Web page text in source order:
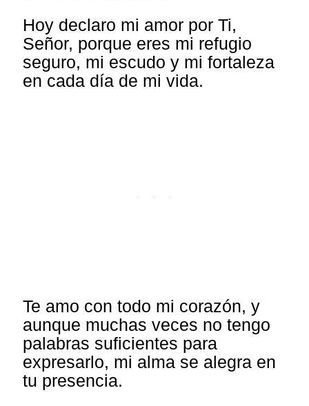
Hoy declaro mi amor por Ti,
Señor, porque eres mi refugio
seguro, mi escudo y mi fortaleza
en cada día de mi vida.
Te amo con todo mi corazón, y
aunque muchas veces no tengo
palabras suficientes para
expresarlo, mi alma se alegra en
tu presencia.